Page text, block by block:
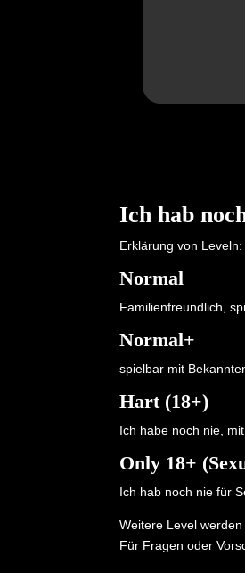
Ich hab
Erklärung von Leveln:
Normal
Familienfreundlich,
Normal+
spielbar mit
Hart (18+)
Ich habe noch nie,
Only 18+
Ich hab noch nie für
Weitere Level
Für Fragen oder